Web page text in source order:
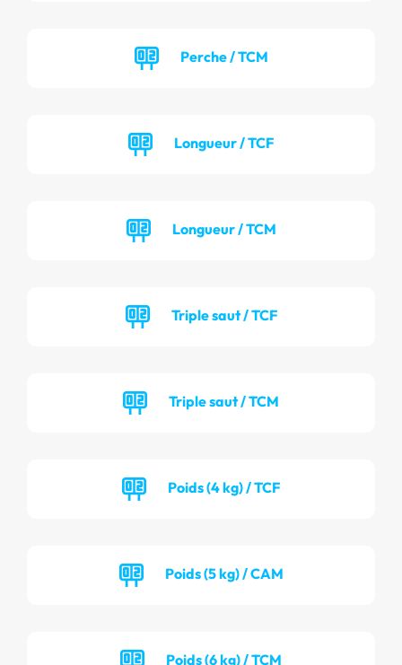
Perche / TCM
Longueur / TCF
Longueur / TCM
Triple saut / TCF
Triple saut / TCM
Poids (4 kg) / TCF
Poids (5 kg) / CAM
Poids (6 kg) / TCM